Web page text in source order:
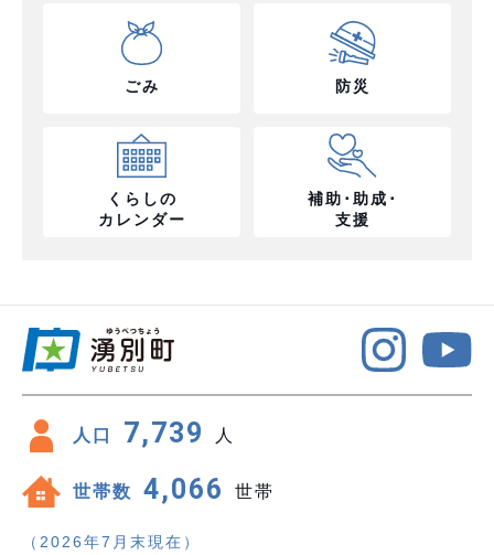
ごみ 防災
くらしの
カレンダー
補助･助成･
支援
人口 7,739 人
世帯数 4,066 世帯
（2026年7月末現在）